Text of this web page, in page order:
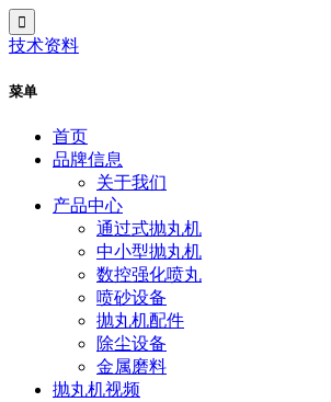
技术资料
菜单
首页
品牌信息
关于我们
产品中心
通过式抛丸机
中小型抛丸机
数控强化喷丸
喷砂设备
抛丸机配件
除尘设备
金属磨料
抛丸机视频